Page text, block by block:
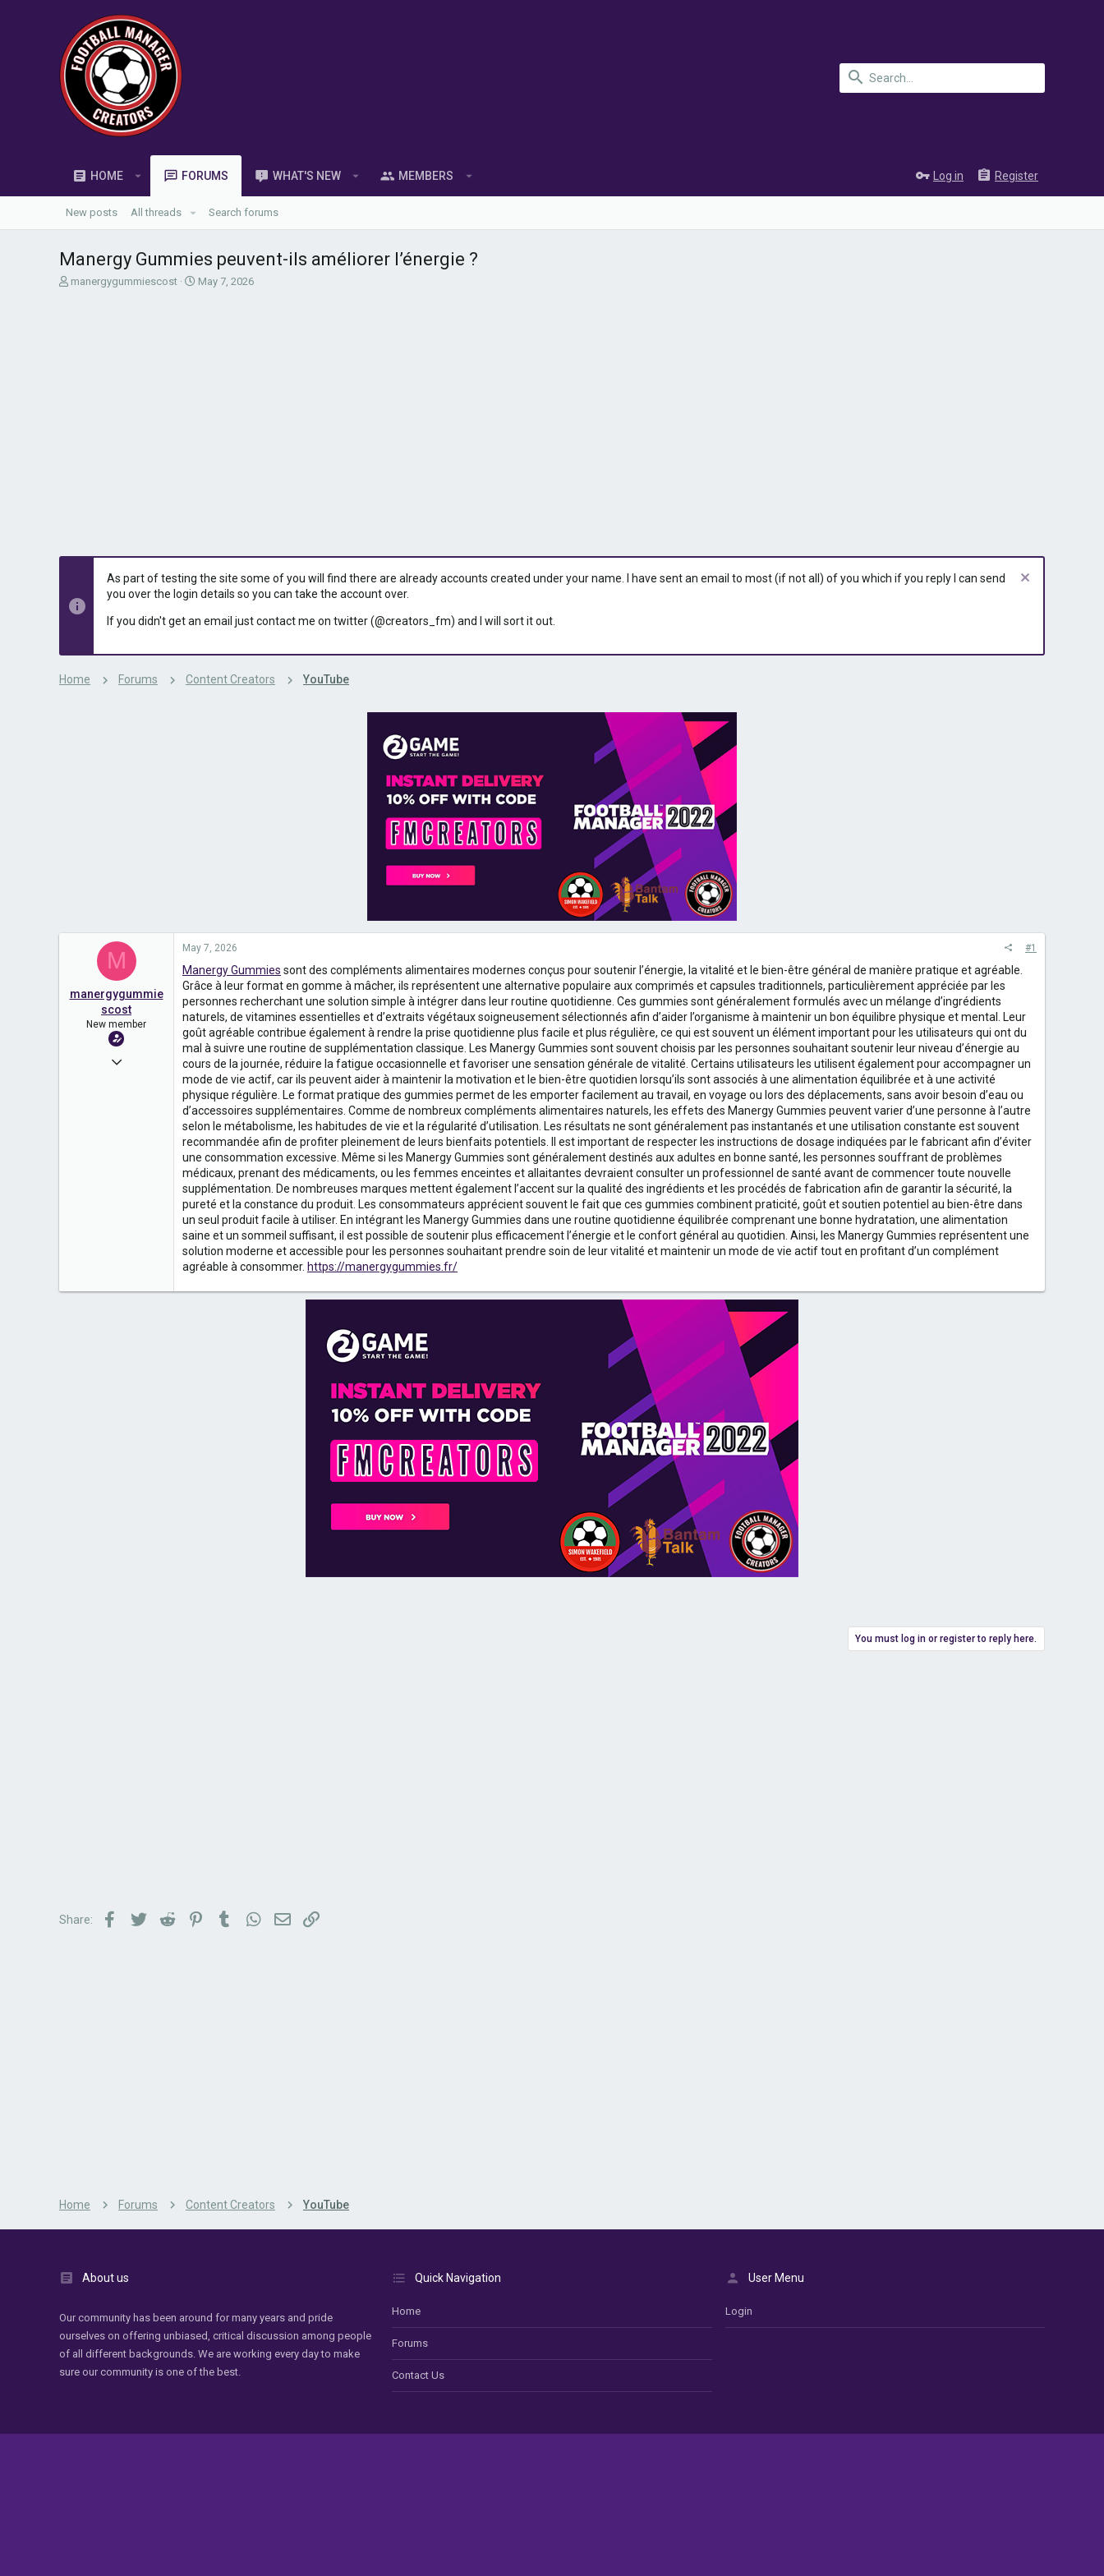
HOME FORUMS WHAT'S NEW MEMBERS Log in Register
New posts All threads Search forums
Manergy Gummies peuvent-ils améliorer l’énergie ?
T
manergygummiescost
S
May 7, 2026
As part of testing the site some of you will find there are already accounts created under your name. I have sent an email to most (if not all) of you which if you reply I can send
you over the login details so you can take the account over.
If you didn't get an email just contact me on twitter (@creators_fm) and I will sort it out.
Home Forums Content Creators YouTube
M
manergygummie
scost
New member
May 7, 2026
May 7, 2026 #1
Manergy Gummies sont des compléments alimentaires modernes conçus pour soutenir l’énergie, la vitalité et le bien-être général de manière pratique et agréable.
Grâce à leur format en gomme à mâcher, ils représentent une alternative populaire aux comprimés et capsules traditionnels, particulièrement appréciée par les
personnes recherchant une solution simple à intégrer dans leur routine quotidienne. Ces gummies sont généralement formulés avec un mélange d’ingrédients
naturels, de vitamines essentielles et d’extraits végétaux soigneusement sélectionnés afin d’aider l’organisme à maintenir un bon équilibre physique et mental. Leur
goût agréable contribue également à rendre la prise quotidienne plus facile et plus régulière, ce qui est souvent un élément important pour les utilisateurs qui ont du
mal à suivre une routine de supplémentation classique. Les Manergy Gummies sont souvent choisis par les personnes souhaitant soutenir leur niveau d’énergie au
cours de la journée, réduire la fatigue occasionnelle et favoriser une sensation générale de vitalité. Certains utilisateurs les utilisent également pour accompagner un
mode de vie actif, car ils peuvent aider à maintenir la motivation et le bien-être quotidien lorsqu’ils sont associés à une alimentation équilibrée et à une activité
physique régulière. Le format pratique des gummies permet de les emporter facilement au travail, en voyage ou lors des déplacements, sans avoir besoin d’eau ou
d’accessoires supplémentaires. Comme de nombreux compléments alimentaires naturels, les effets des Manergy Gummies peuvent varier d’une personne à l’autre
selon le métabolisme, les habitudes de vie et la régularité d’utilisation. Les résultats ne sont généralement pas instantanés et une utilisation constante est souvent
recommandée afin de profiter pleinement de leurs bienfaits potentiels. Il est important de respecter les instructions de dosage indiquées par le fabricant afin d’éviter
une consommation excessive. Même si les Manergy Gummies sont généralement destinés aux adultes en bonne santé, les personnes souffrant de problèmes
médicaux, prenant des médicaments, ou les femmes enceintes et allaitantes devraient consulter un professionnel de santé avant de commencer toute nouvelle
supplémentation. De nombreuses marques mettent également l’accent sur la qualité des ingrédients et les procédés de fabrication afin de garantir la sécurité, la
pureté et la constance du produit. Les consommateurs apprécient souvent le fait que ces gummies combinent praticité, goût et soutien potentiel au bien-être dans
un seul produit facile à utiliser. En intégrant les Manergy Gummies dans une routine quotidienne équilibrée comprenant une bonne hydratation, une alimentation
saine et un sommeil suffisant, il est possible de soutenir plus efficacement l’énergie et le confort général au quotidien. Ainsi, les Manergy Gummies représentent une
solution moderne et accessible pour les personnes souhaitant prendre soin de leur vitalité et maintenir un mode de vie actif tout en profitant d’un complément
agréable à consommer. https://manergygummies.fr/
You must log in or register to reply here.
Share: Facebook
TwitterReddit PinterestTumblrWhatsApp
EmailLink
Home Forums Content Creators YouTube
About us
Our community has been around for many years and pride
ourselves on offering unbiased, critical discussion among people
of all different backgrounds. We are working every day to make
sure our community is one of the best.
Quick Navigation
Home
Forums
Contact Us
User Menu
Login